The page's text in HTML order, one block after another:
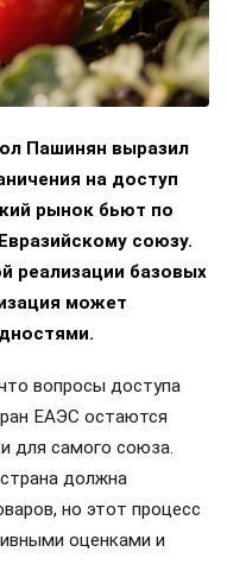
Пашинян выразил
на доступ
рынок бьют по
союзу.
реализации базовых
может
вопросы доступа
ЕАЭС остаются
для самого союза.
должна
но этот процесс
оценками и